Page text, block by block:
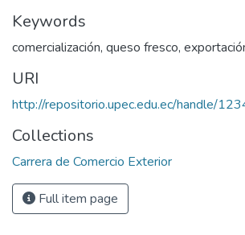
Keywords
comercialización, queso fresco,
URI
http://repositorio.upec.edu.ec/handle/
Collections
Carrera de Comercio Exterior
Full item page